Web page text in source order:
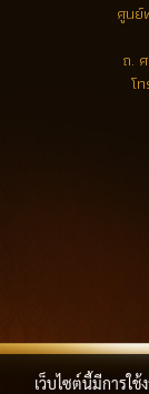
ศูนย์
ถ.
โ
เว็บไซต์นี้มีการใ